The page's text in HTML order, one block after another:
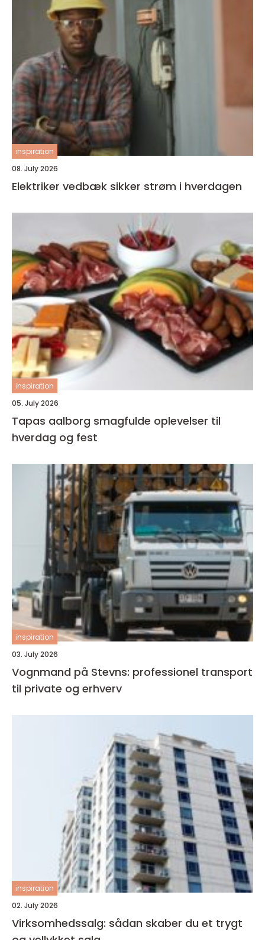
inspiration
08. July 2026
Elektriker vedbæk sikker strøm i hverdagen
inspiration
05. July 2026
Tapas aalborg smagfulde oplevelser til
hverdag og fest
inspiration
03. July 2026
Vognmand på Stevns: professionel transport
til private og erhverv
inspiration
02. July 2026
Virksomhedssalg: sådan skaber du et trygt